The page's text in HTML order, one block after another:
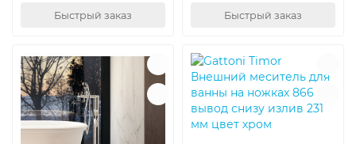
Быстрый заказ Быстрый заказ